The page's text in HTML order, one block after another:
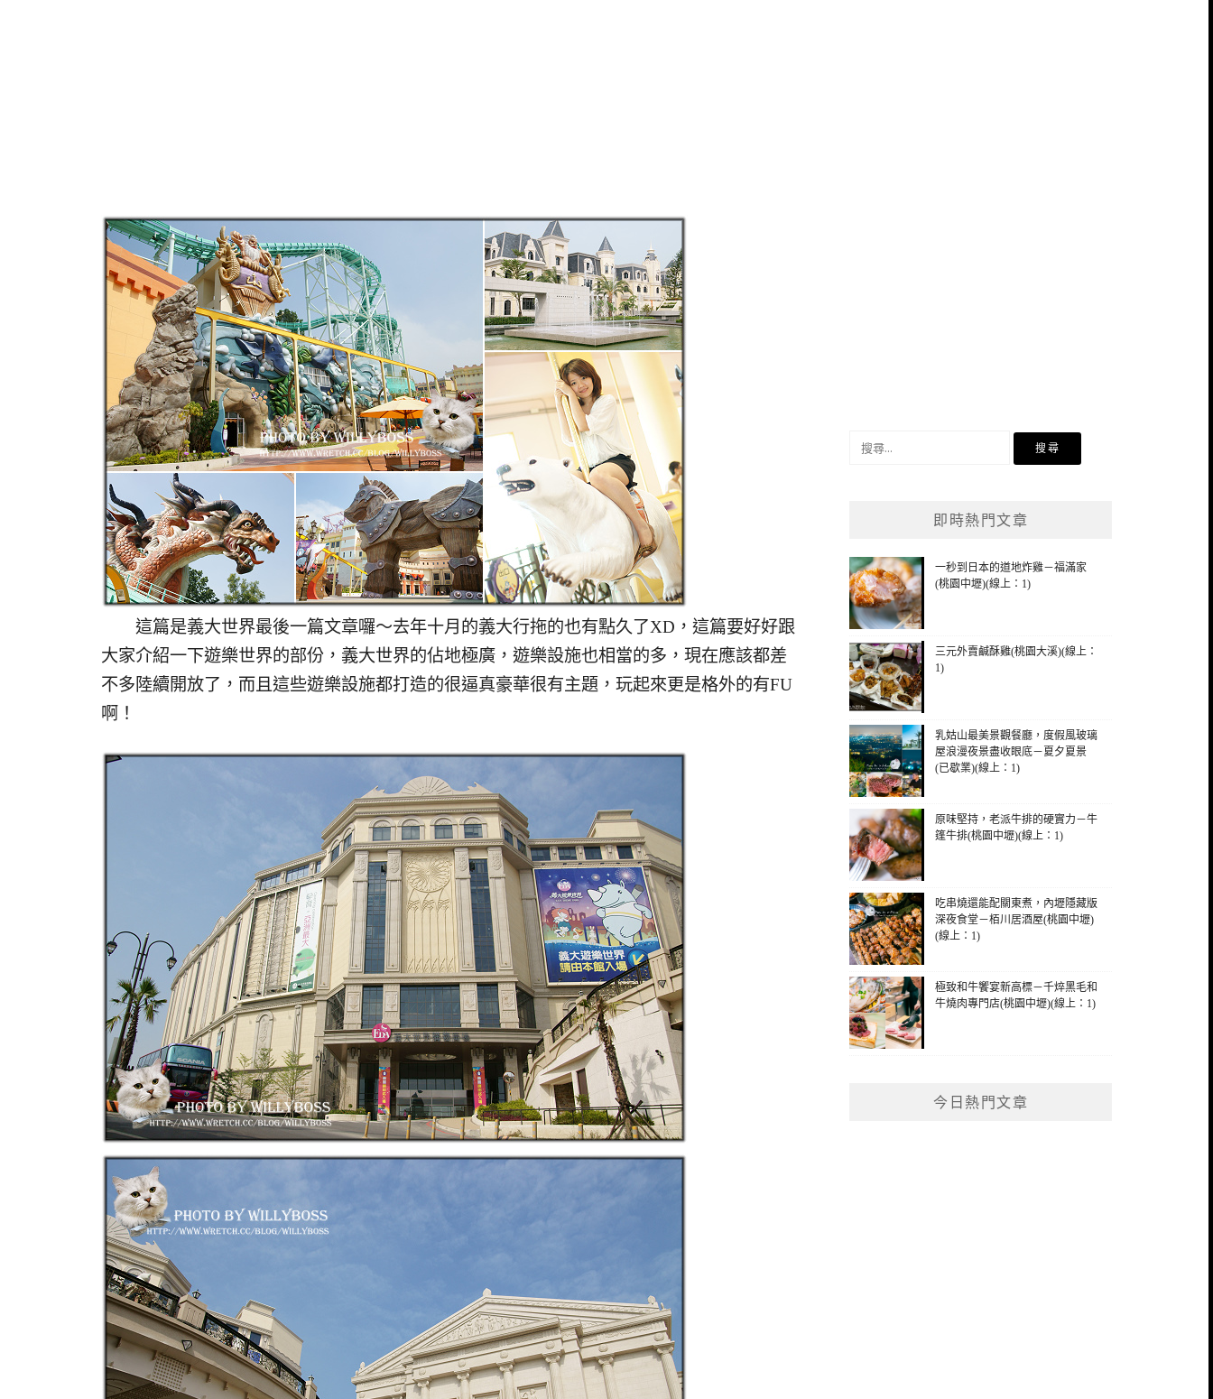
這篇是義大世界最後一篇文章囉～去年十月的義大行拖的也有點久了XD，這篇要好好跟
大家介紹一下遊樂世界的部份，義大世界的佔地極廣，遊樂設施也相當的多，現在應該都差
不多陸續開放了，而且這些遊樂設施都打造的很逼真豪華很有主題，玩起來更是格外的有FU
啊！
即時熱門文章
一秒到日本的道地炸雞－福滿家
(桃園中壢)(線上：1)
三元外賣鹹酥雞(桃園大溪)(線上：
1)
乳姑山最美景觀餐廳，度假風玻璃
屋浪漫夜景盡收眼底－夏夕夏景
(已歇業)(線上：1)
原味堅持，老派牛排的硬實力－牛
篷牛排(桃園中壢)(線上：1)
吃串燒還能配關東煮，內壢隱藏版
深夜食堂－栢川居酒屋(桃園中壢)
(線上：1)
極致和牛饗宴新高標－千焠黑毛和
牛燒肉專門店(桃園中壢)(線上：1)
今日熱門文章